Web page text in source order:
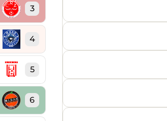
3
4
5
6